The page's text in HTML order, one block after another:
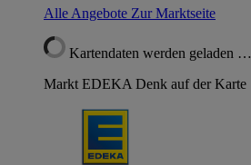
Alle Angebote Zur Marktseite
Kartendaten werden geladen …
Markt EDEKA Denk auf der Karte